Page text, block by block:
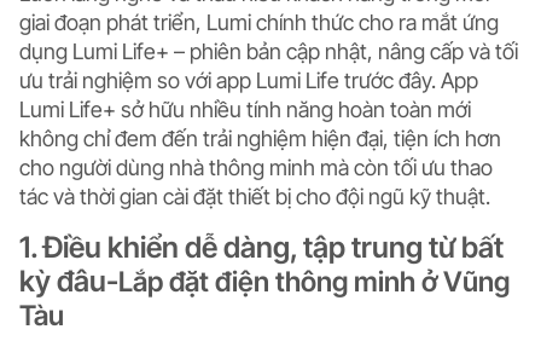
giai đoạn phát triển, Lumi chính thức cho ra mắt ứng
dụng Lumi Life+ – phiên bản cập nhật, nâng cấp và tối
ưu trải nghiệm so với app Lumi Life trước đây. App
Lumi Life+ sở hữu nhiều tính năng hoàn toàn mới
không chỉ đem đến trải nghiệm hiện đại, tiện ích hơn
cho người dùng nhà thông minh mà còn tối ưu thao
tác và thời gian cài đặt thiết bị cho đội ngũ kỹ thuật.
1. Điều khiển dễ dàng, tập trung từ bất
kỳ đâu-Lắp đặt điện thông minh ở Vũng
Tàu